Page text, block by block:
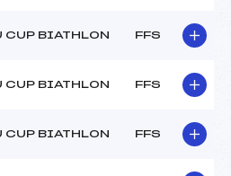
CUP BIATHLON FFS
CUP BIATHLON FFS
CUP BIATHLON FFS